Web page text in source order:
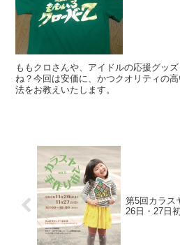
ももクロさんや、アイドルの応援グッ
ね？今回は安価に、かつクオリティの
法をお教えいたします。
第5回カラス
26日・27日